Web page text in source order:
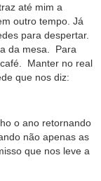
até mim a
outro tempo. Já
para despertar.
da mesa. Para
Manter no real
que nos diz:
o ano retornando
não apenas as
que nos leve a